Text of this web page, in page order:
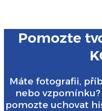
Pomozte
Máte fotografii,
nebo
pomozte uchovat